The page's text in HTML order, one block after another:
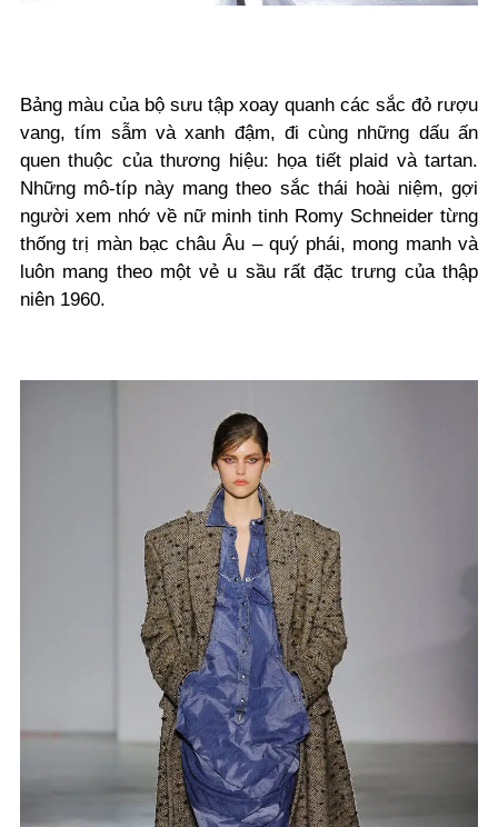
Bảng màu của bộ sưu tập xoay quanh các sắc đỏ rượu
vang, tím sẫm và xanh đậm, đi cùng những dấu ấn
quen thuộc của thương hiệu: họa tiết plaid và tartan.
Những mô-típ này mang theo sắc thái hoài niệm, gợi
người xem nhớ về nữ minh tinh Romy Schneider từng
thống trị màn bạc châu Âu – quý phái, mong manh và
luôn mang theo một vẻ u sầu rất đặc trưng của thập
niên 1960.